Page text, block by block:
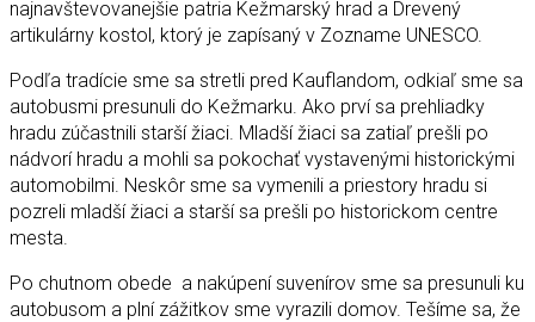
najnavštevovanejšie patria Kežmarský hrad a Drevený
artikulárny kostol, ktorý je zapísaný v Zozname UNESCO.
Podľa tradície sme sa stretli pred Kauflandom, odkiaľ sme sa
autobusmi presunuli do Kežmarku. Ako prví sa prehliadky
hradu zúčastnili starší žiaci. Mladší žiaci sa zatiaľ prešli po
nádvorí hradu a mohli sa pokochať vystavenými historickými
automobilmi. Neskôr sme sa vymenili a priestory hradu si
pozreli mladší žiaci a starší sa prešli po historickom centre
mesta.
Po chutnom obede a nakúpení suvenírov sme sa presunuli ku
autobusom a plní zážitkov sme vyrazili domov. Tešíme sa, že